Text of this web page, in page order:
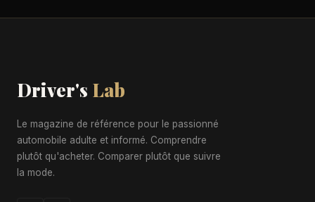
Driver's Lab
Le magazine de référence pour le passionné
automobile adulte et informé. Comprendre
plutôt qu'acheter. Comparer plutôt que suivre
la mode.